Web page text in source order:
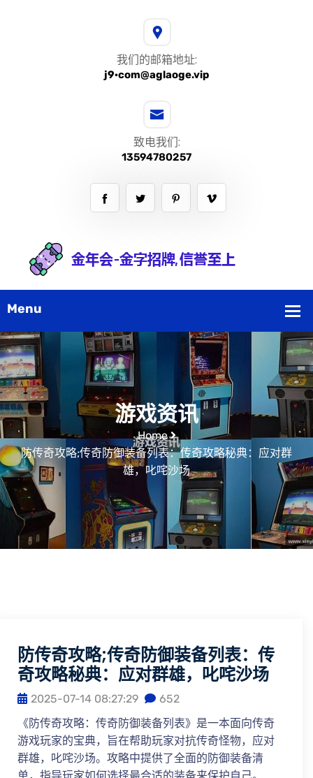
我们的邮箱地址:
j9·com@aglaoge.vip
致电我们:
13594780257
游戏资讯
Home
防传奇攻略;传奇防御装备列表：传奇攻略秘典：应对群
雄，叱咤沙场
防传奇攻略;传奇防御装备列表：传
奇攻略秘典：应对群雄，叱咤沙场
2025-07-14 08:27:29
652
《防传奇攻略：传奇防御装备列表》是一本面向传奇
游戏玩家的宝典，旨在帮助玩家对抗传奇怪物，应对
群雄，叱咤沙场。攻略中提供了全面的防御装备清